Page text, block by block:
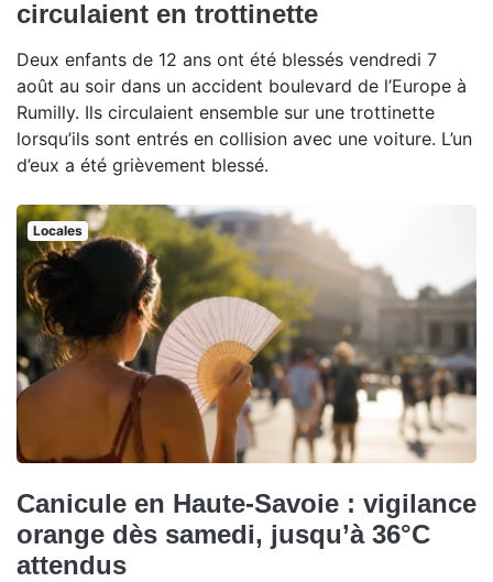
circulaient en trottinette
Deux enfants de 12 ans ont été blessés vendredi 7
août au soir dans un accident boulevard de l’Europe à
Rumilly. Ils circulaient ensemble sur une trottinette
lorsqu’ils sont entrés en collision avec une voiture. L’un
d’eux a été grièvement blessé.
Locales
Canicule en Haute-Savoie : vigilance
orange dès samedi, jusqu’à 36°C
attendus